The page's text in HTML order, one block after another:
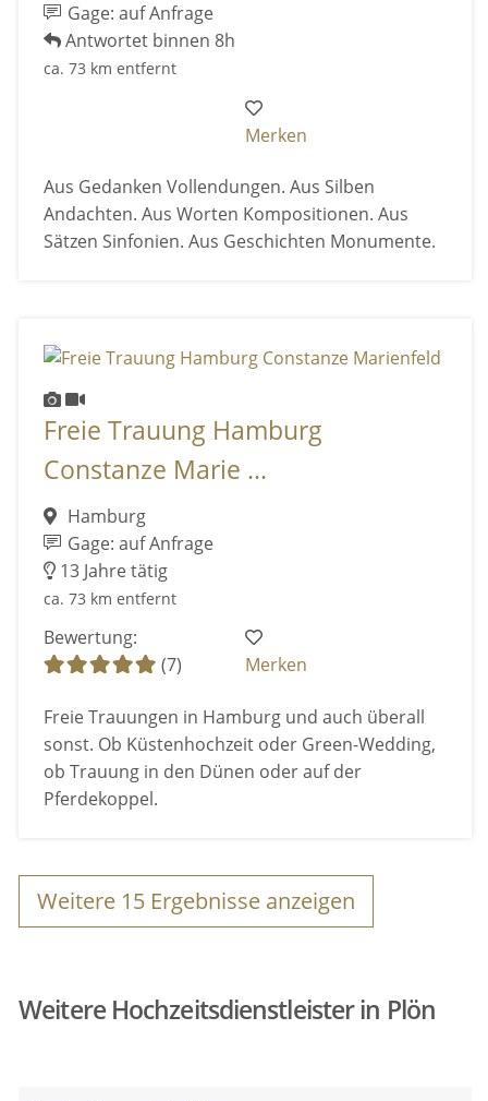
Gage: auf Anfrage
Antwortet binnen 8h
ca. 73 km entfernt
Merken
Aus Gedanken Vollendungen. Aus Silben
Andachten. Aus Worten Kompositionen. Aus
Sätzen Sinfonien. Aus Geschichten Monumente.
Freie Trauung Hamburg
Constanze Marie ...
Hamburg
Gage: auf Anfrage
13 Jahre tätig
ca. 73 km entfernt
Bewertung:
(7)
Merken
Freie Trauungen in Hamburg und auch überall
sonst. Ob Küstenhochzeit oder Green-Wedding,
ob Trauung in den Dünen oder auf der
Pferdekoppel.
Weitere 15 Ergebnisse anzeigen
Weitere Hochzeitsdienstleister in Plön